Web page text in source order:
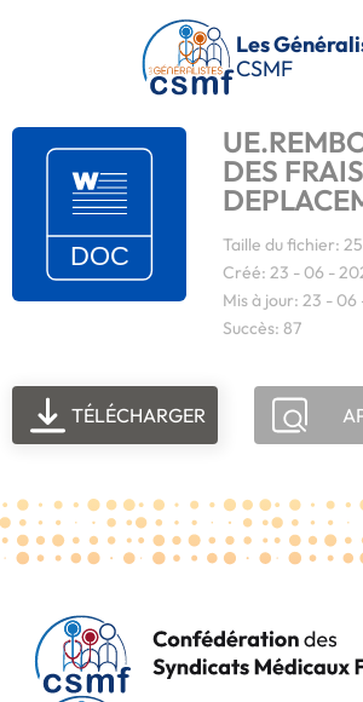
Passer au contenu principal
Les
CSMF
DES
Taille du fichier:
Créé: 23 - 06 -
Mis à jour: 23 -
Succès: 87
TÉLÉCHARGER